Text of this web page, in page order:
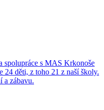
spolupráce s MAS Krkonoše
24 děti, z toho 21 z naší školy.
a zábavu.